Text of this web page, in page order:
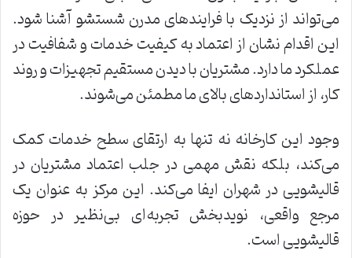
می‌تواند از نزدیک با فرایندهای مدرن شستشو آشنا شود.
این اقدام نشان از اعتماد به کیفیت خدمات و شفافیت در
عملکرد ما دارد. مشتریان با دیدن مستقیم تجهیزات و روند
کار، از استانداردهای بالای ما مطمئن می‌شوند.
وجود این کارخانه نه تنها به ارتقای سطح خدمات کمک
می‌کند، بلکه نقش مهمی در جلب اعتماد مشتریان در
قالیشویی در شهران ایفا می‌کند. این مرکز به عنوان یک
مرجع واقعی، نویدبخش تجربه‌ای بی‌نظیر در حوزه
قالیشویی است.